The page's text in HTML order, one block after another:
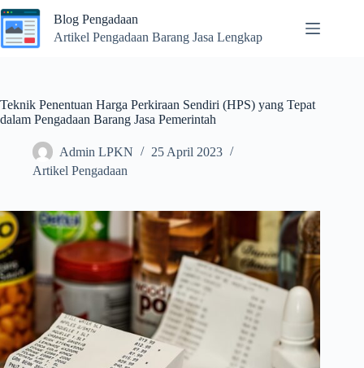
Skip
to
content
Blog Pengadaan
Artikel Pengadaan Barang Jasa Lengkap
Teknik Penentuan Harga Perkiraan Sendiri (HPS) yang Tepat
dalam Pengadaan Barang Jasa Pemerintah
Admin LPKN
25 April 2023
Artikel Pengadaan